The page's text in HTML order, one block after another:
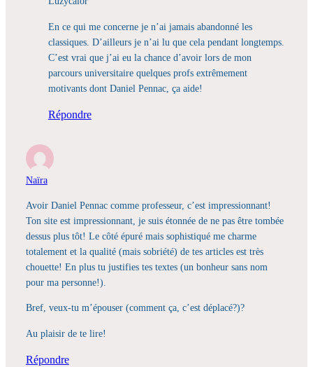
En ce qui me concerne je n’ai jamais abandonné les
classiques. D’ailleurs je n’ai lu que cela pendant longtemps.
C’est vrai que j’ai eu la chance d’avoir lors de mon
parcours universitaire quelques profs extrêmement
motivants dont Daniel Pennac, ça aide!
Répondre
Naïra
Avoir Daniel Pennac comme professeur, c’est impressionnant!
Ton site est impressionnant, je suis étonnée de ne pas être tombée
dessus plus tôt! Le côté épuré mais sophistiqué me charme
totalement et la qualité (mais sobriété) de tes articles est très
chouette! En plus tu justifies tes textes (un bonheur sans nom
pour ma personne!).
Bref, veux-tu m’épouser (comment ça, c’est déplacé?)?
Au plaisir de te lire!
Répondre